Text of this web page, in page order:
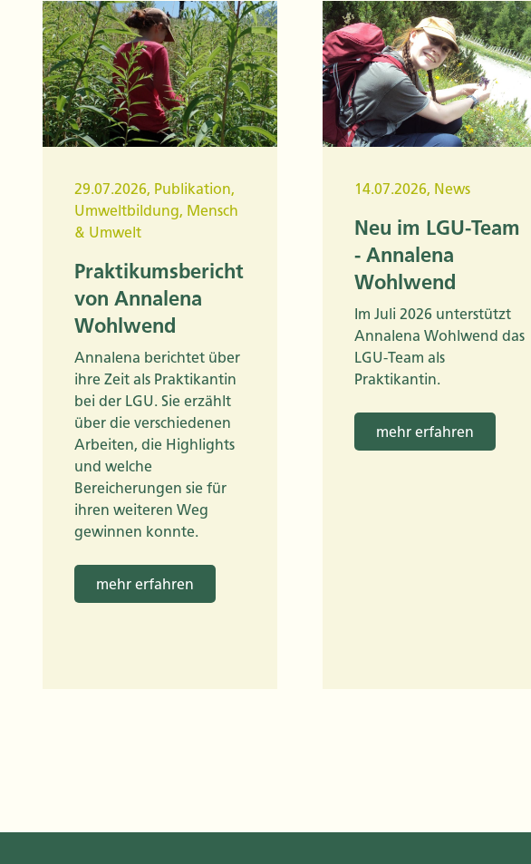
29.07.2026, Publikation,
Umweltbildung, Mensch
& Umwelt
Praktikumsbericht
von Annalena
Wohlwend
Annalena berichtet über
ihre Zeit als Praktikantin
bei der LGU. Sie erzählt
über die verschiedenen
Arbeiten, die Highlights
und welche
Bereicherungen sie für
ihren weiteren Weg
gewinnen konnte.
mehr erfahren
14.07.2026, News
Neu im LGU-Team
- Annalena
Wohlwend
Im Juli 2026 unterstützt
Annalena Wohlwend das
LGU-Team als
Praktikantin.
mehr erfahren